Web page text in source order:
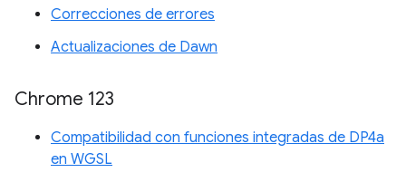
Correcciones de errores
Actualizaciones de Dawn
Chrome 123
Compatibilidad con funciones integradas de DP4a
en WGSL